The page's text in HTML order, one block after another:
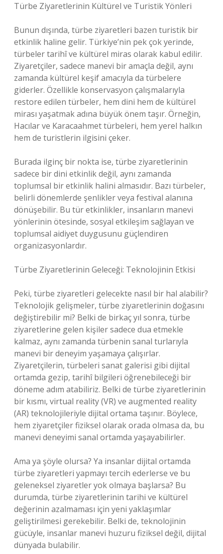
Türbe Ziyaretlerinin Kültürel ve Turistik Yönleri
Bunun dışında, türbe ziyaretleri bazen turistik bir
etkinlik haline gelir. Türkiye’nin pek çok yerinde,
türbeler tarihî ve kültürel miras olarak kabul edilir.
Ziyaretçiler, sadece manevi bir amaçla değil, aynı
zamanda kültürel keşif amacıyla da türbelere
giderler. Özellikle konservasyon çalışmalarıyla
restore edilen türbeler, hem dini hem de kültürel
mirası yaşatmak adına büyük önem taşır. Örneğin,
Hacılar ve Karacaahmet türbeleri, hem yerel halkın
hem de turistlerin ilgisini çeker.
Burada ilginç bir nokta ise, türbe ziyaretlerinin
sadece bir dini etkinlik değil, aynı zamanda
toplumsal bir etkinlik halini almasıdır. Bazı türbeler,
belirli dönemlerde şenlikler veya festival alanına
dönüşebilir. Bu tür etkinlikler, insanların manevi
yönlerinin ötesinde, sosyal etkileşim sağlayan ve
toplumsal aidiyet duygusunu güçlendiren
organizasyonlardır.
Türbe Ziyaretlerinin Geleceği: Teknolojinin Etkisi
Peki, türbe ziyaretleri gelecekte nasıl bir hal alabilir?
Teknolojik gelişmeler, türbe ziyaretlerinin doğasını
değiştirebilir mi? Belki de birkaç yıl sonra, türbe
ziyaretlerine gelen kişiler sadece dua etmekle
kalmaz, aynı zamanda türbenin sanal turlarıyla
manevi bir deneyim yaşamaya çalışırlar.
Ziyaretçilerin, türbeleri sanat galerisi gibi dijital
ortamda gezip, tarihî bilgileri öğrenebileceği bir
döneme adım atabiliriz. Belki de türbe ziyaretlerinin
bir kısmı, virtual reality (VR) ve augmented reality
(AR) teknolojileriyle dijital ortama taşınır. Böylece,
hem ziyaretçiler fiziksel olarak orada olmasa da, bu
manevi deneyimi sanal ortamda yaşayabilirler.
Ama ya şöyle olursa? Ya insanlar dijital ortamda
türbe ziyaretleri yapmayı tercih ederlerse ve bu
geleneksel ziyaretler yok olmaya başlarsa? Bu
durumda, türbe ziyaretlerinin tarihi ve kültürel
değerinin azalmaması için yeni yaklaşımlar
geliştirilmesi gerekebilir. Belki de, teknolojinin
gücüyle, insanlar manevi huzuru fiziksel değil, dijital
dünyada bulabilir.